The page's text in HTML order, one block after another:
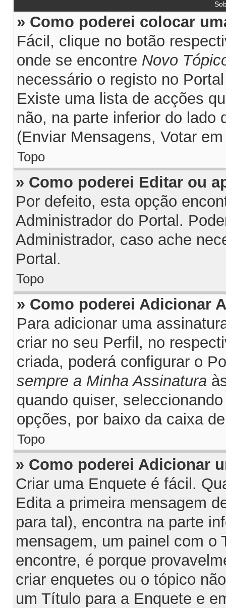
» Como poderei colocar
Fácil, clique no botão
onde se encontre Novo
necessário o registo no
Existe uma lista de acções
não, na parte inferior do lado
(Enviar Mensagens, Votar
Topo
» Como poderei Editar ou
Por defeito, esta opção
Administrador do Portal.
Administrador, caso ache
Portal.
Topo
» Como poderei Adicionar
Para adicionar uma
criar no seu Perfil, no
criada, poderá configurar o
sempre a Minha Assinatura
quando quiser, seleccionando
opções, por baixo da caixa
Topo
» Como poderei Adicionar
Criar uma Enquete é fácil.
Edita a primeira mensagem
para tal), encontra na parte
mensagem, um painel com o
encontre, é porque
criar enquetes ou o tópico
um Título para a Enquete e